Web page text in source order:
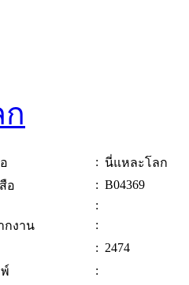
: นี่แหละโลก
อ
: B04369
:
กงาน
:
: 2474
: